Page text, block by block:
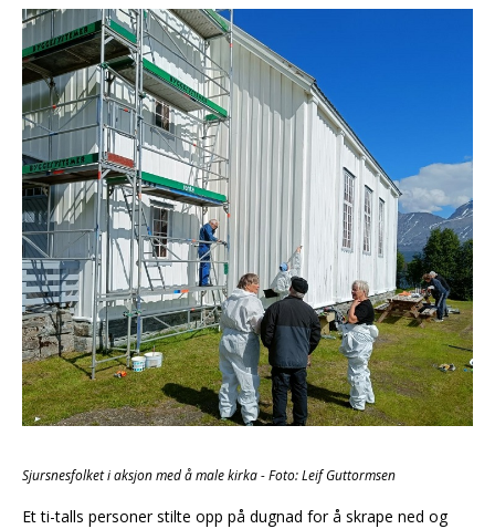
VIGSEL
GRAVFERD
KONTAKT
Sjursnesfolket i aksjon med å male kirka - Foto: Leif Guttormsen
Et ti-talls personer stilte opp på dugnad for å skrape ned og